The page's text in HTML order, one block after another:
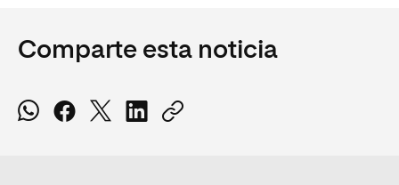
Comparte esta noticia